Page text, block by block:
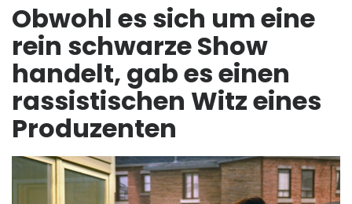
Obwohl es sich um eine
rein schwarze Show
handelt, gab es einen
rassistischen Witz eines
Produzenten